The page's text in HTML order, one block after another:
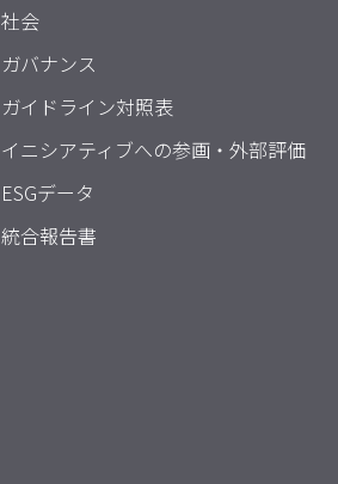
社会
ガバナンス
ガイドライン対照表
イニシアティブへの参画・外部評価
ESGデータ
統合報告書